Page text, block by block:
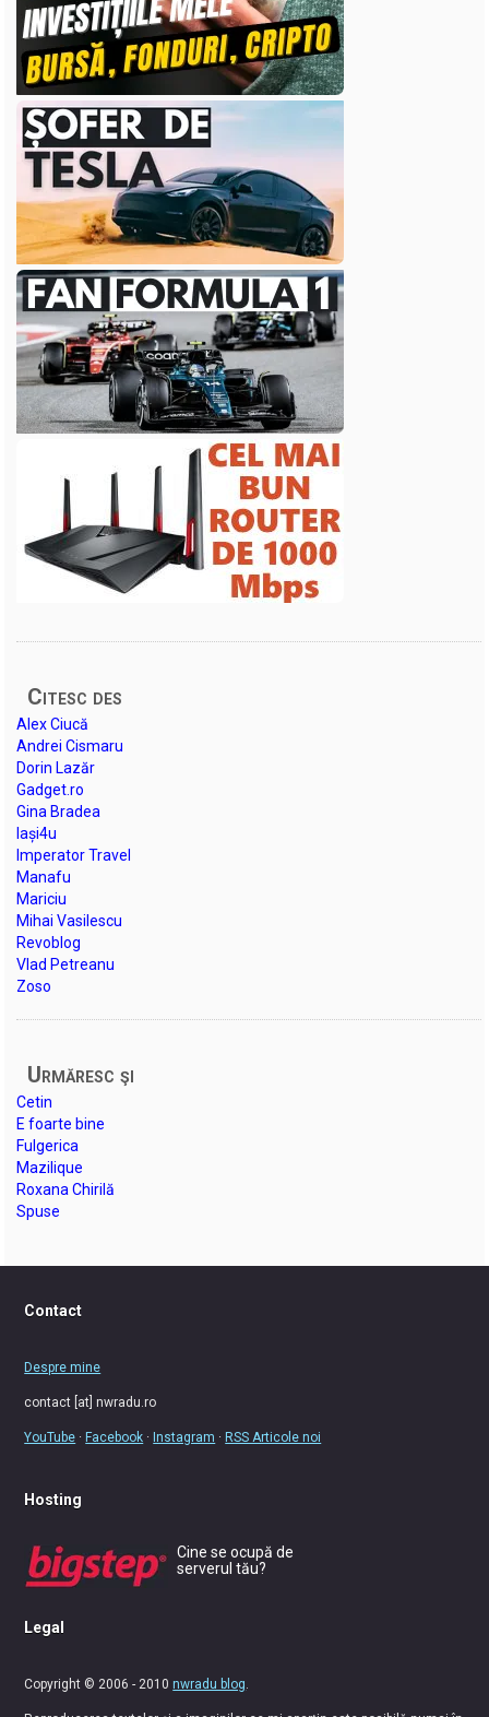
Citesc des
Alex Ciucă
Andrei Cismaru
Dorin Lazăr
Gadget.ro
Gina Bradea
Iași4u
Imperator Travel
Manafu
Mariciu
Mihai Vasilescu
Revoblog
Vlad Petreanu
Zoso
Urmăresc şi
Cetin
E foarte bine
Fulgerica
Mazilique
Roxana Chirilă
Spuse
Contact
Despre mine
contact [at] nwradu.ro
YouTube ·Facebook ·Instagram ·RSS Articole noi
Hosting
Cine se ocupă de
serverul tău?
Legal
Copyright © 2006 - 2010nwradu blog